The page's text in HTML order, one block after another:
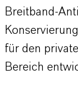
Breitband-
für den
Bereich